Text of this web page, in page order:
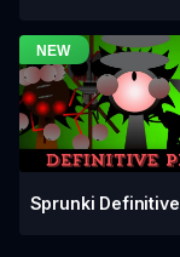
Sprunki